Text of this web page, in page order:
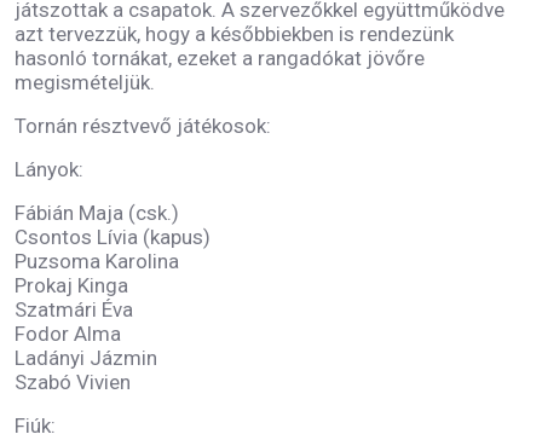
játszottak a csapatok. A szervezőkkel együttműködve
azt tervezzük, hogy a későbbiekben is rendezünk
hasonló tornákat, ezeket a rangadókat jövőre
megismételjük.
Tornán résztvevő játékosok:
Lányok:
Fábián Maja (csk.)
Csontos Lívia (kapus)
Puzsoma Karolina
Prokaj Kinga
Szatmári Éva
Fodor Alma
Ladányi Jázmin
Szabó Vivien
Fiúk: